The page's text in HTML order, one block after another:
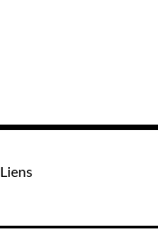
Liens